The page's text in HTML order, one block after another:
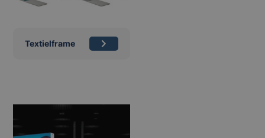
Textielframe